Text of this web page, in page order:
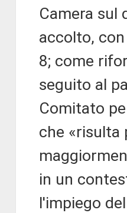
Camera sul
accolto,
8; come
seguito al
Comitato
che «risulta
in un
l'impiego